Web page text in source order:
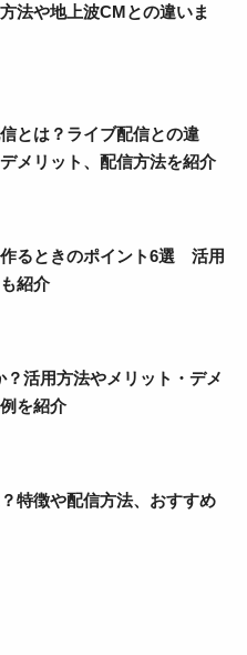
法や地上波CMとの違いま
とは？ライブ配信との違
メリット、配信方法を紹介
るときのポイント6選 活用
紹介
？活用方法やメリット・デメ
を紹介
特徴や配信方法、おすすめ